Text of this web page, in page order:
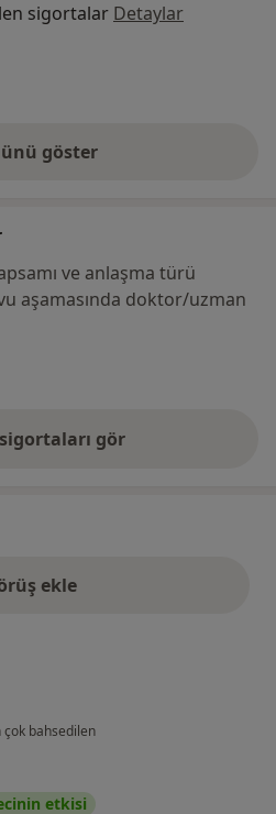
sigortalar Detaylar
göster
adres hakkında
ve anlaşma türü
aşamasında doktor/uzman
gör
ekle
çok bahsedilen
etkisi